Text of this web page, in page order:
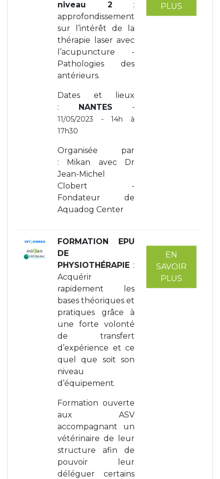
niveau 2 :
approfondissement
sur l’intérêt de la
thérapie laser avec
l’acupuncture -
Pathologies des
antérieurs.
Dates et lieux
: NANTES -
11/05/2023 - 14h à
17h30
Organisée par
: Mikan avec Dr
Jean-Michel
Clobert -
Fondateur de
Aquadog Center
PLUS
FORMATION EPU
DE
PHYSIOTHÉRAPIE :
Acquérir
rapidement les
bases théoriques et
pratiques grâce à
une forte volonté
de transfert
d’expérience et ce
quel que soit son
niveau
d’équipement.
Formation ouverte
aux ASV
accompagnant un
vétérinaire de leur
structure afin de
pouvoir leur
déléguer certains
EN
SAVOIR
PLUS